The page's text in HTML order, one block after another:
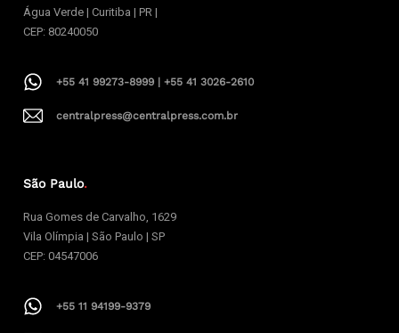
Água Verde | Curitiba | PR |
CEP: 80240050
+55 41 99273-8999 | +55 41 3026-2610
centralpress@centralpress.com.br
São Paulo.
Rua Gomes de Carvalho, 1629
Vila Olímpia | São Paulo | SP
CEP: 04547006
+55 11 94199-9379